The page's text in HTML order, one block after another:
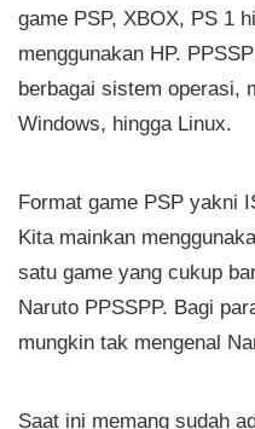
game PSP, XBOX, PS 1
menggunakan HP.
berbagai sistem operasi,
Windows, hingga Linux.
Format game PSP yakni
Kita mainkan
satu game yang cukup
Naruto PPSSPP. Bagi
mungkin tak mengenal
Saat ini memang sudah